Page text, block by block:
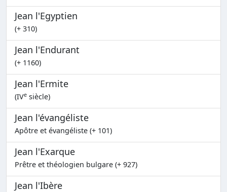
Jean l'Egyptien
(+ 310)
Jean l'Endurant
(+ 1160)
Jean l'Ermite
(IVe siècle)
Jean l'évangéliste
Apôtre et évangéliste (+ 101)
Jean l'Exarque
Prêtre et théologien bulgare (+ 927)
Jean l'Ibère